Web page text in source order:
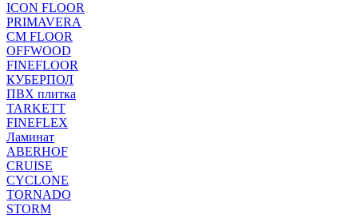
ICON FLOOR
PRIMAVERA
CM FLOOR
OFFWOOD
FINEFLOOR
КУБЕРПОЛ
ПВХ плитка
TARKETT
FINEFLEX
Ламинат
ABERHOF
CRUISE
CYCLONE
TORNADO
STORM